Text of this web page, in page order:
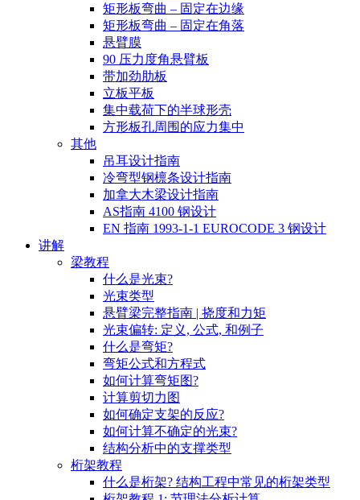
矩形板弯曲 – 固定在边缘
矩形板弯曲 – 固定在角落
悬臂膜
90 压力度角悬臂板
带加劲肋板
立板平板
集中载荷下的半球形壳
方形板孔周围的应力集中
其他
吊耳设计指南
冷弯型钢檩条设计指南
加拿大木梁设计指南
AS指南 4100 钢设计
EN 指南 1993-1-1 EUROCODE 3 钢设计
讲解
梁教程
什么是光束?
光束类型
悬臂梁完整指南 | 挠度和力矩
光束偏转: 定义, 公式, 和例子
什么是弯矩?
弯矩公式和方程式
如何计算弯矩图?
计算剪切力图
如何确定支架的反应?
如何计算不确定的光束?
结构分析中的支撑类型
桁架教程
什么是桁架? 结构工程中常见的桁架类型